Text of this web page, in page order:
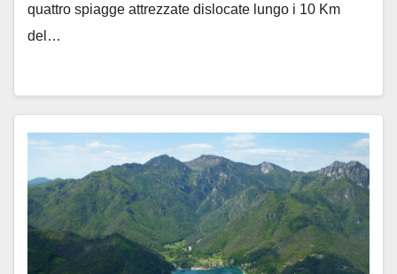
quattro spiagge attrezzate dislocate lungo i 10 Km
del…